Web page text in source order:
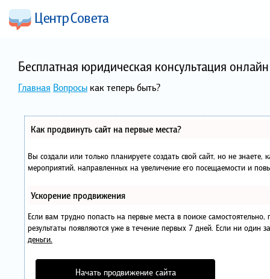
Бесплатная юридическая консультация
Главная Вопросы как теперь быть?
Как продвинуть сайт на первые места?
Вы создали или только планируете создать свой сайт, но не
мероприятий, направленных на увеличение его посещаемости и
Ускорение продвижения
Если вам трудно попасть на первые места в поиске
результаты появляются уже в течение первых 7 дней. Если ни один
деньги.
Начать продвижение сайта